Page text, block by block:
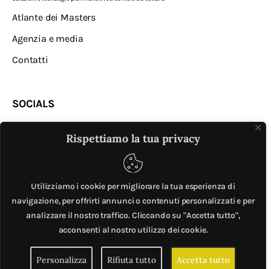
Rispettiamo la tua privacy
Utilizziamo i cookie per migliorare la tua esperienza di
navigazione, per offrirti annunci o contenuti personalizzati e per
analizzare il nostro traffico. Cliccando su "Accetta tutto",
acconsenti al nostro utilizzo dei cookie.
Personalizza Rifiuta tutto Accetta tutto
Atlante dei Masters
Agenzia e media
Contatti
SOCIALS
MASTER © è un progetto diMobilita.org. All Rights
Reserved. | Giubox – C.F: DCHGLI85R10G273Z – P.IVA
06776720820 –Privacy e cookie policy